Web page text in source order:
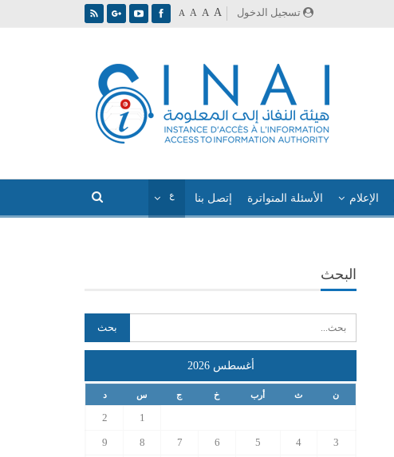
تسجيل الدخول A A A A
الإعلام الأسئلة المتواترة إتصل بنا
البحث
أغسطس 2026
ن ث أرب خ ج س د
1
2
3
4
5
6
7
8
9